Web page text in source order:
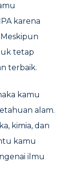
karena
tetap
terbaik.
kamu
alam.
kimia, dan
kamu
ilmu